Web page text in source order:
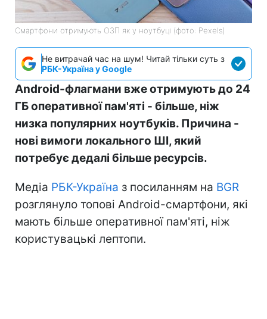
Смартфони отримують ОЗП як у ноутбуці (фото: Pexels)
Не витрачай час на шум! Читай тільки суть з
РБК-Україна у Google
Android-флагмани вже отримують до 24
ГБ оперативної пам'яті - більше, ніж
низка популярних ноутбуків. Причина -
нові вимоги локального ШІ, який
потребує дедалі більше ресурсів.
Медіа РБК-Україна з посиланням на BGR
розглянуло топові Android-смартфони, які
мають більше оперативної пам'яті, ніж
користувацькі лептопи.